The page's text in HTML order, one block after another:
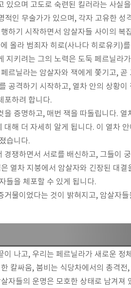
있으며 고도로 숙련된 킬러라는 사실
인 무술가가 있으며, 각자 고유한 성
하기 시작하면서 암살자들 사이의 복
올라 범죄자 히로(사나다 히로유키)
지키려는 그의 노력은 도둑 페르닐라
르닐라는 암살자와 잭에게 쫓기고, 곧
공격하기 시작하고, 열차 안의 상황
포하려 합니다.
증명하고, 매번 잭을 따돌립니다.
해 더 자세히 알게 됩니다. 이 열차
습니다.
쟁하면서 서로를 배신하고, 그들이
열차 지붕에서 암살자와 긴장된 대
들을 체포할 수 있게 됩니다.
물이었다는 것이 밝혀지고, 암살자
나고, 우리는 페르닐라가 새로운 정
칼싸움, 붐비는 식당차에서의 총격
자들의 운명은 모호한 상태로 남겨져